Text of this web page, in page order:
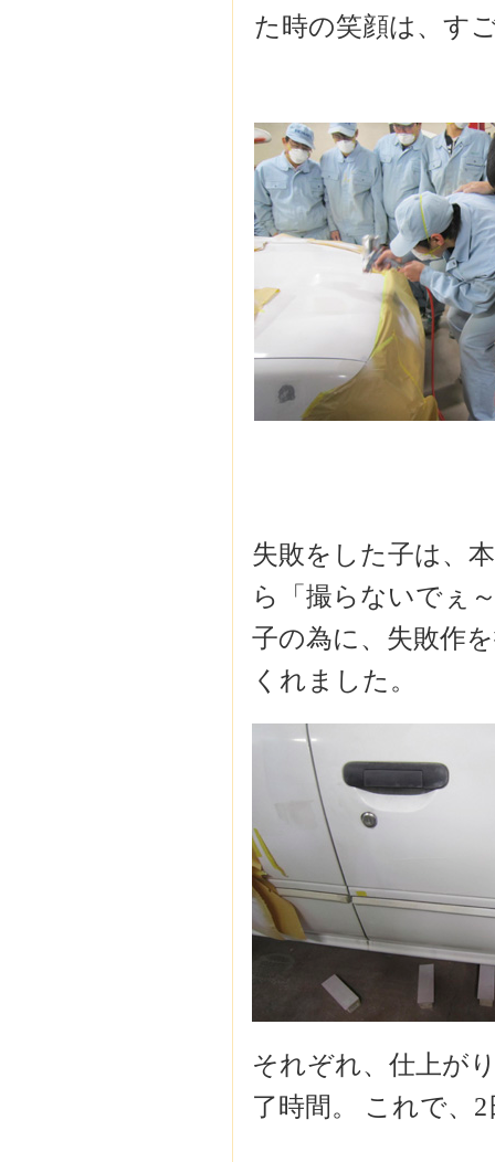
た時の笑顔は、す
失敗をした子は、
ら「撮らないでぇ
子の為に、失敗作
くれました。
それぞれ、仕上が
了時間。 これで、